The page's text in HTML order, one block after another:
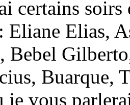
certains
Eliane Elias,
Bebel
Buarque,
je vous